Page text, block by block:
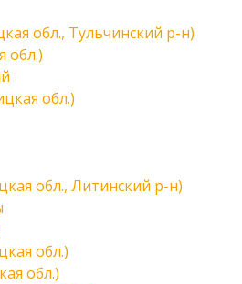
обл., Тульчинский р-н)
обл.)
обл.)
обл., Литинский р-н)
обл.)
обл.)